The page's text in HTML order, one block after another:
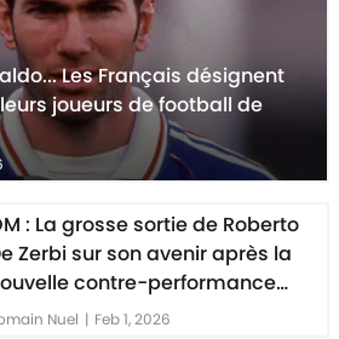
Les Français désignent
joueurs de football de
: La grosse sortie de Roberto
Zerbi sur son avenir après la
contre-performance
au Paris FC
Nuel | Feb 1, 2026